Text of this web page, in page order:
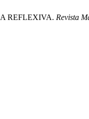
REFLEXIVA. Revista